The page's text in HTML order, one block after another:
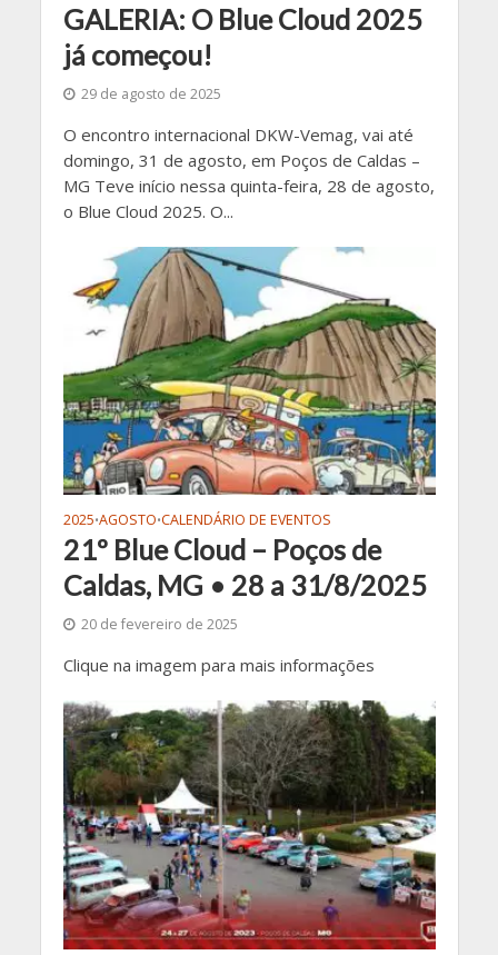
GALERIA: O Blue Cloud 2025
já começou!
29 de agosto de 2025
O encontro internacional DKW-Vemag, vai até
domingo, 31 de agosto, em Poços de Caldas –
MG Teve início nessa quinta-feira, 28 de agosto,
o Blue Cloud 2025. O...
2025•AGOSTO•CALENDÁRIO DE EVENTOS
21º Blue Cloud – Poços de
Caldas, MG • 28 a 31/8/2025
20 de fevereiro de 2025
Clique na imagem para mais informações